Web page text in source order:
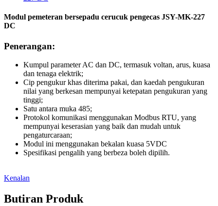
Modul pemeteran bersepadu cerucuk pengecas JSY-MK-227
DC
Penerangan:
Kumpul parameter AC dan DC, termasuk voltan, arus, kuasa
dan tenaga elektrik;
Cip pengukur khas diterima pakai, dan kaedah pengukuran
nilai yang berkesan mempunyai ketepatan pengukuran yang
tinggi;
Satu antara muka 485;
Protokol komunikasi menggunakan Modbus RTU, yang
mempunyai keserasian yang baik dan mudah untuk
pengaturcaraan;
Modul ini menggunakan bekalan kuasa 5VDC
Spesifikasi pengalih yang berbeza boleh dipilih.
Kenalan
Butiran Produk